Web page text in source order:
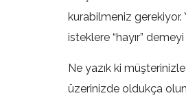
kurabilmeniz gerekiyor.
isteklere “hayır”
Ne yazık ki
üzerinizde oldukça